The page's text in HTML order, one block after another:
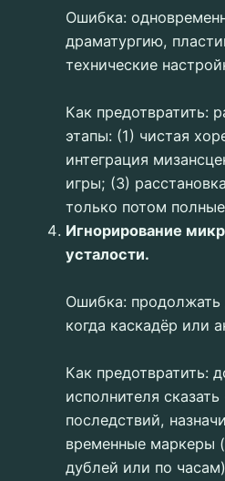
Ошибка:
драматургию,
технические
Как предотвратить:
этапы: (1) чистая
интеграция
игры; (3)
только потом
Игнорирование
усталости.
Ошибка: продолжать
когда каскадёр или
Как предотвратить:
исполнителя
последствий,
временные маркеры
дублей или по